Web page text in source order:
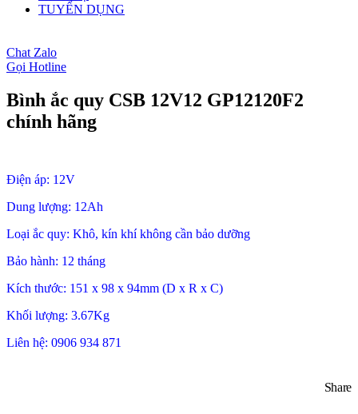
TUYỂN DỤNG
Bình ắc quy CSB 12V12 GP12120F2
chính hãng
Điện áp: 12V
Dung lượng: 12Ah
Loại ắc quy: Khô, kín khí không cần bảo dưỡng
Bảo hành: 12 tháng
Kích thước: 151 x 98 x 94mm (D x R x C)
Khối lượng: 3.67Kg
Liên hệ: 0906 934 871
Share
Chat Zalo
Gọi Hotline